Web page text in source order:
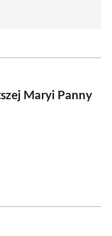
Maryi Panny